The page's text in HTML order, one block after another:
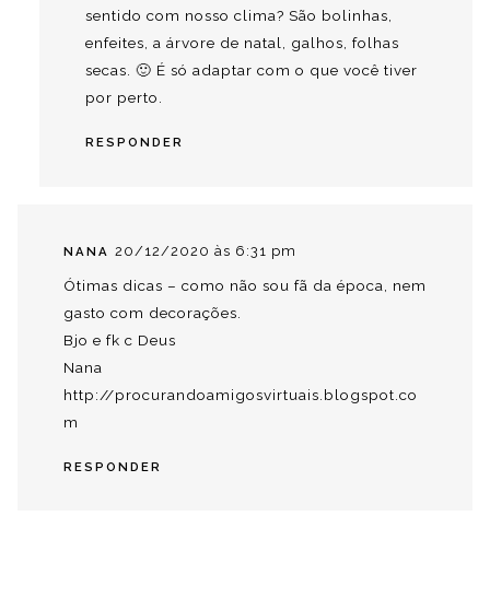
sentido com nosso clima? São bolinhas,
enfeites, a árvore de natal, galhos, folhas
secas. 🙂 É só adaptar com o que você tiver
por perto.
RESPONDER
NANA 20/12/2020 às 6:31 pm
Ótimas dicas – como não sou fã da época, nem
gasto com decorações.
Bjo e fk c Deus
Nana
http://procurandoamigosvirtuais.blogspot.co
m
RESPONDER